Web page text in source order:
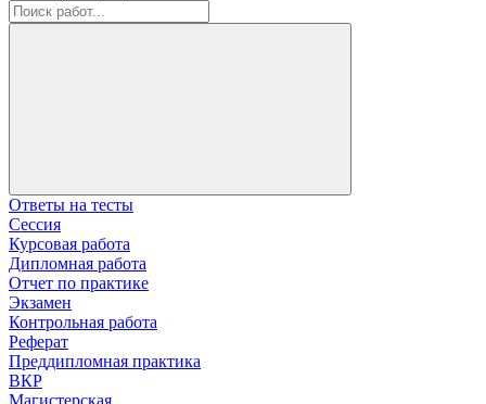
Ответы на тесты
Сессия
Курсовая работа
Дипломная работа
Отчет по практике
Экзамен
Контрольная работа
Реферат
Преддипломная практика
ВКР
Магистерская